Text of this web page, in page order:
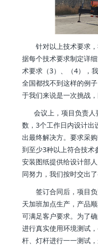
针对以上技术要求，
据每个技术要求制定详
术要求（3）、（4），
全国都找不到这样的例
于我们来说是一次挑战，
会议上，项目负责人
数，3个工作日内设计出
出最终解决方。要求采
到至少3种以上符合技术
安装图纸提供给设计部
同努力，我们按时交出
签订合同后，项目负
天加班加点生产，产品
可满足客户要求。为了
进行真实使用环境测试
杆、灯杆进行一一测试